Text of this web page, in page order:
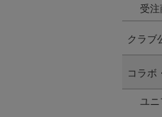
受注
クラブ
コラボ
ユ